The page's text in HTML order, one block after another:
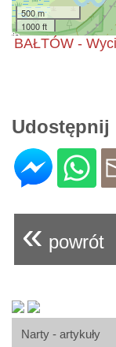
Narty - artykuły
500 m
1000 ft
BAŁTÓW -
Udostępnij
« powrót